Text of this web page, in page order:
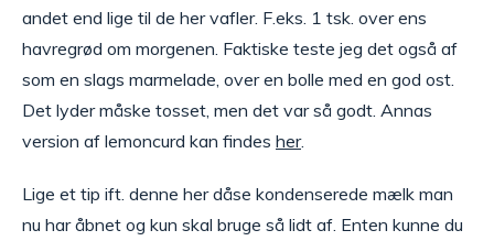
andet end lige til de her vafler. F.eks. 1 tsk. over ens
havregrød om morgenen. Faktiske teste jeg det også af
som en slags marmelade, over en bolle med en god ost.
Det lyder måske tosset, men det var så godt. Annas
version af lemoncurd kan findes her.
Lige et tip ift. denne her dåse kondenserede mælk man
nu har åbnet og kun skal bruge så lidt af. Enten kunne du